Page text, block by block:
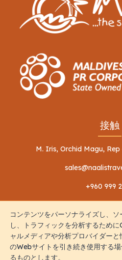
接触
M. Iris, Orchid Magu,
+960 999
利用規約 個人情
コンテンツをパーソナライズし、
し、トラフィックを分析するため
ャルメディアや分析プロバイダー
のWebサイトを引き続き使用する
るものとします。